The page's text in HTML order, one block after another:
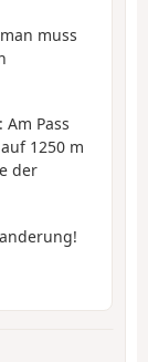
muss
Pass
1250 m
der